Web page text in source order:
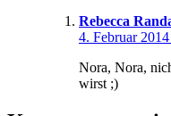
Rebecca
4. Februar
Nora, Nora,
wirst ;)